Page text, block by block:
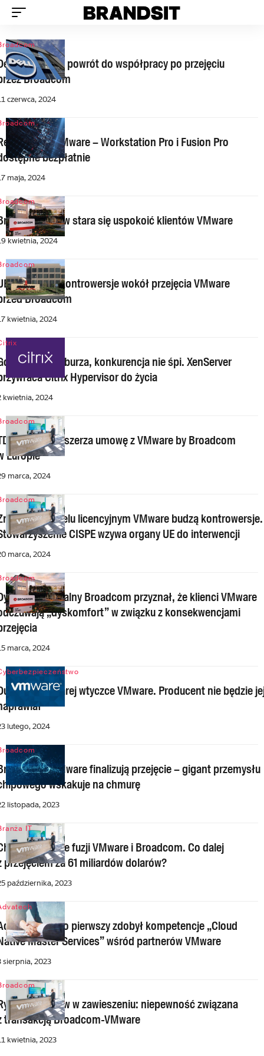
i VMware – powrót do współpracy po przejęciu
Broadcom
czerwca, 2024
w VMware – Workstation Pro i Fusion Pro
bezpłatnie
maja, 2024
znów stara się uspokoić klientów VMware
kwietnia, 2024
reaguje na kontrowersje wokół przejęcia VMware
Broadcom
kwietnia, 2024
w VMware burza, konkurencja nie śpi. XenServer
Citrix Hypervisor do życia
kwietnia, 2024
SYNNEX rozszerza umowę z VMware by Broadcom
Europie
marca, 2024
w modelu licencyjnym VMware budzą kontrowersje.
CISPE wzywa organy UE do interwencji
marca, 2024
generalny Broadcom przyznał, że klienci VMware
„dyskomfort” w związku z konsekwencjami
marca, 2024
luka w starej wtyczce VMware. Producent nie będzie
lutego, 2024
i VMware finalizują przejęcie – gigant przemysłu
wskakuje na chmurę
listopada, 2023
IT
na drodze fuzji VMware i Broadcom. Co dalej
przejęciem za 61 miliardów dolarów?
października, 2023
– jako pierwszy zdobył kompetencje „Cloud
Master Services” wśród partnerów VMware
sierpnia, 2023
serwerów w zawieszeniu: niepewność związana
transakcją Broadcom-VMware
kwietnia, 2023